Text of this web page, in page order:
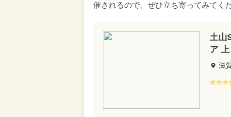
催されるので、ぜひ立ち寄ってみてく
土山
ア 上
滋